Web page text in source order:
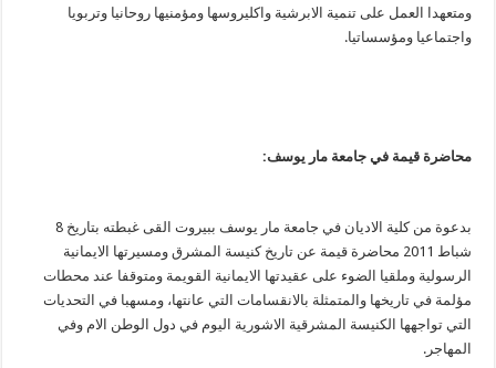
ومتعهدا العمل على تنمية الابرشية واكليروسها ومؤمنيها روحانيا وتربويا
واجتماعيا ومؤسساتيا.
محاضرة قيمة في جامعة مار يوسف:
بدعوة من كلية الاديان في جامعة مار يوسف ببيروت القى غبطته بتاريخ 8
شباط 2011 محاضرة قيمة عن تاريخ كنيسة المشرق ومسيرتها الايمانية
الرسولية وملقيا الضوء على عقيدتها الايمانية القويمة ومتوقفا عند محطات
مؤلمة في تاريخها والمتمثلة بالانقسامات التي عانتها، ومسهبا في التحديات
التي تواجهها الكنيسة المشرقية الاشورية اليوم في دول الوطن الام وفي
المهاجر.